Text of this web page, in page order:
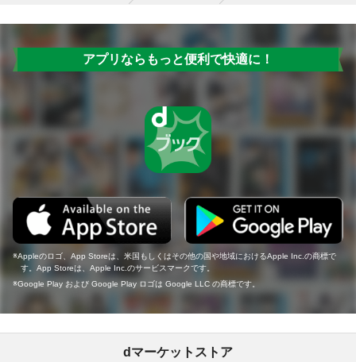
アプリならもっと便利で快適に！
Appleのロゴ、App Storeは、米国もしくはその他の国や地域におけるApple Inc.の商標で
す。App Storeは、Apple Inc.のサービスマークです。
Google Play および Google Play ロゴは Google LLC の商標です。
dマーケットストア